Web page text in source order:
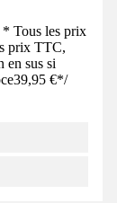
Tous les prix
prix TTC,
en sus si
39,95 €*/